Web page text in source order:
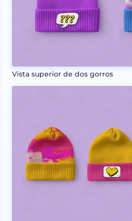
Vista superior de dos gorros